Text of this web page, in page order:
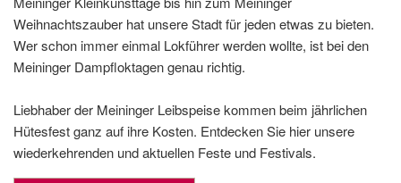
Weihnachtszauber hat unsere Stadt für jeden etwas zu bieten.
Wer schon immer einmal Lokführer werden wollte, ist bei den
Meininger Dampfloktagen genau richtig.
Liebhaber der Meininger Leibspeise kommen beim jährlichen
Hütesfest ganz auf ihre Kosten. Entdecken Sie hier unsere
wiederkehrenden und aktuellen Feste und Festivals.